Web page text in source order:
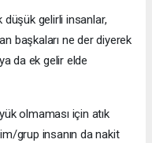
düşük gelirli insanlar,
başkaları ne der diyerek
da ek gelir elde
olmaması için atık
grup insanın da nakit